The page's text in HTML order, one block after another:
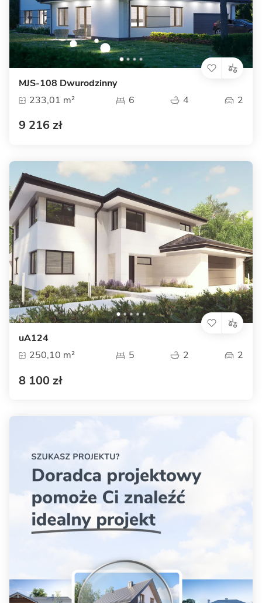
MJS-108 Dwurodzinny
233,01 m²
6 4 2
9 216 zł
uA124
250,10 m²
5 2 2
8 100 zł